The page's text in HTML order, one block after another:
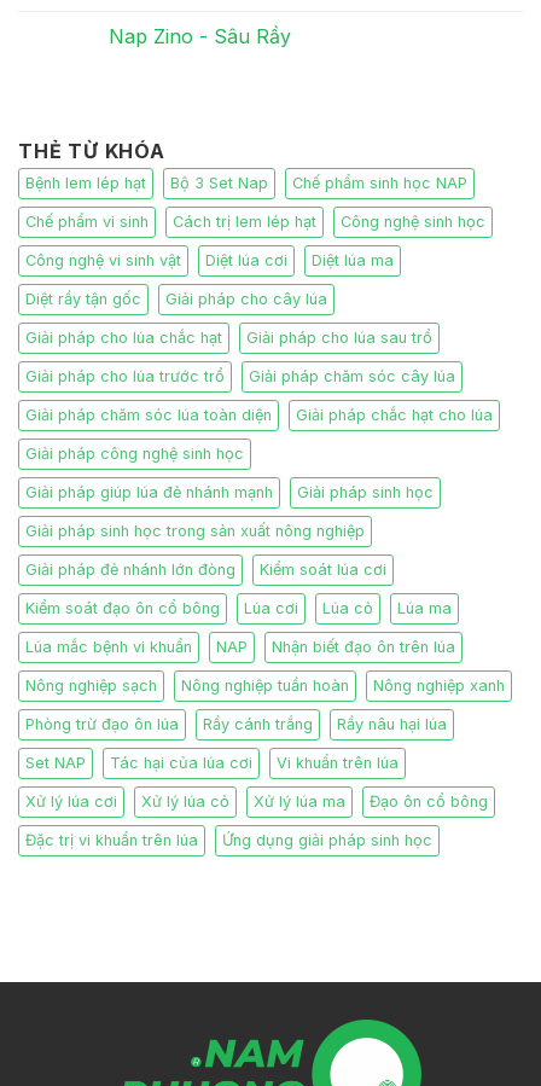
Nap Zino - Sâu Rầy
THẺ TỪ KHÓA
Bệnh lem lép hạt Bộ 3 Set Nap Chế phẩm sinh học NAP
Chế phẩm vi sinh Cách trị lem lép hạt Công nghệ sinh học
Công nghệ vi sinh vật Diệt lúa cơi Diệt lúa ma
Diệt rầy tận gốc Giải pháp cho cây lúa
Giải pháp cho lúa chắc hạt Giải pháp cho lúa sau trổ
Giải pháp cho lúa trước trổ Giải pháp chăm sóc cây lúa
Giải pháp chăm sóc lúa toàn diện Giải pháp chắc hạt cho lúa
Giải pháp công nghệ sinh học
Giải pháp giúp lúa đẻ nhánh mạnh Giải pháp sinh học
Giải pháp sinh học trong sản xuất nông nghiệp
Giải pháp đẻ nhánh lớn đòng Kiểm soát lúa cơi
Kiểm soát đạo ôn cổ bông Lúa cơi Lúa cỏ Lúa ma
Lúa mắc bệnh vi khuẩn NAP Nhận biết đạo ôn trên lúa
Nông nghiệp sạch Nông nghiệp tuần hoàn Nông nghiệp xanh
Phòng trừ đạo ôn lúa Rầy cánh trắng Rầy nâu hại lúa
Set NAP Tác hại của lúa cơi Vi khuẩn trên lúa
Xử lý lúa cơi Xử lý lúa cỏ Xử lý lúa ma Đạo ôn cổ bông
Đặc trị vi khuẩn trên lúa Ứng dụng giải pháp sinh học